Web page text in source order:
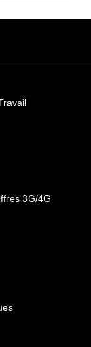
3G/4G